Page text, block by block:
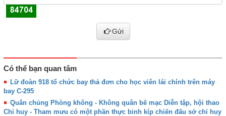
Gửi
Có thể bạn quan tâm
Lữ đoàn 918 tổ chức bay thả đơn cho học viên lái chính trên máy
bay C-295
Quân chủng Phòng không - Không quân bế mạc Diễn tập, hội thao
Chỉ huy - Tham mưu có một phần thực binh kíp chiến đấu sở chỉ huy